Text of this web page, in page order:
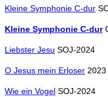
Kleine Symphonie C-dur
Kleine Symphonie C-dur
Liebster Jesu SOJ-2024
O Jesus mein Erloser 2023
Wie ein Vogel SOJ-2024